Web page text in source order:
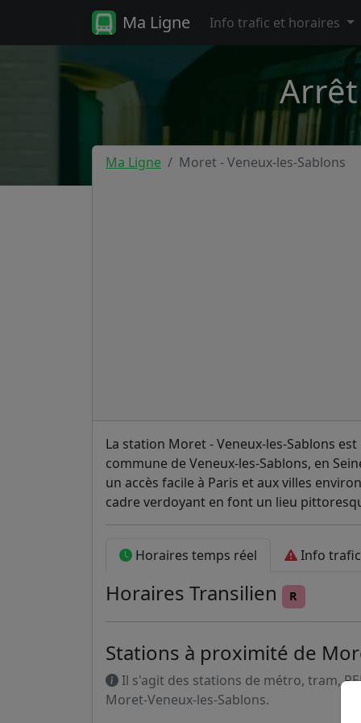
Ma Ligne Info trafic et horaires
Ma Ligne Moret - Veneux-les-Sablons
La station Moret - Veneux-les-Sablons
commune de Veneux-les-Sablons, en
un accès facile à Paris et aux villes
cadre verdoyant en font un lieu
Horaires temps réel Info trafic
Horaires Transilien R
Stations à proximité de
Il s'agit des stations de métro, tram,
Moret-Veneux-les-Sablons.